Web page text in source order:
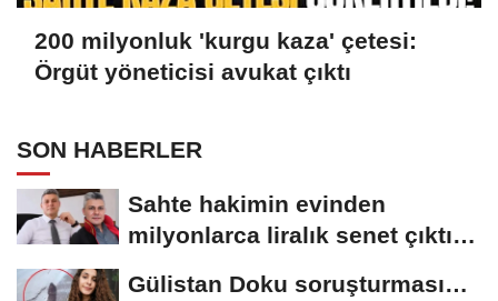
200 milyonluk 'kurgu kaza' çetesi:
Örgüt yöneticisi avukat çıktı
SON HABERLER
Sahte hakimin evinden
milyonlarca liralık senet çıktı:
Gülistan Doku soruşturması…